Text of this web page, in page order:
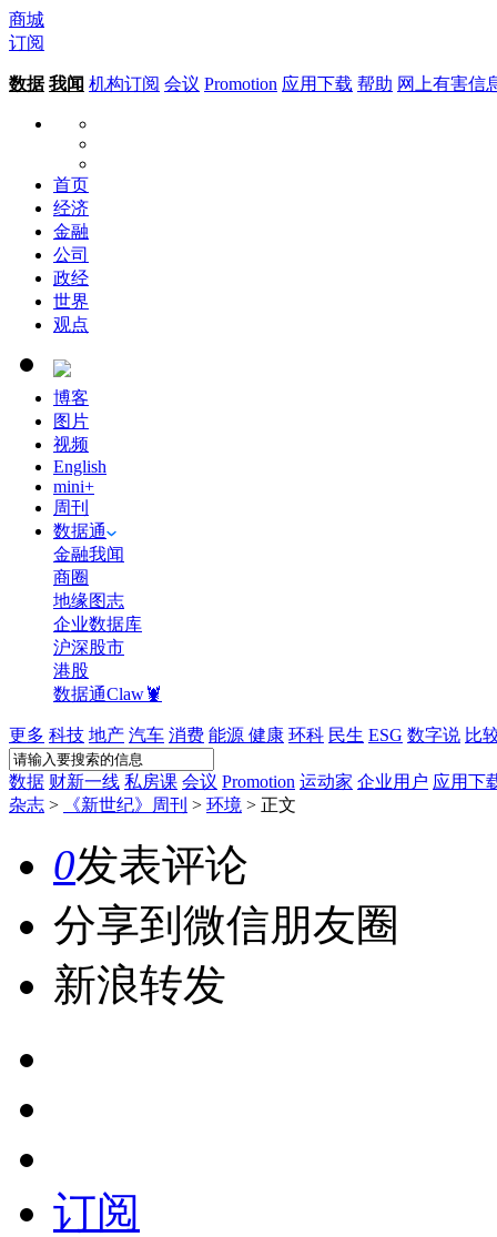
商城
订阅
数据 我闻 机构订阅 会议 Promotion 应用下载 帮助 网上有害信
首页
经济
金融
公司
政经
世界
观点
博客
图片
视频
English
mini+
周刊
数据通
金融我闻
商圈
地缘图志
企业数据库
沪深股市
港股
数据通Claw🦞
更多 科技 地产 汽车 消费 能源 健康 环科 民生 ESG 数字说 比
数据 财新一线 私房课 会议 Promotion 运动家 企业用户 应用下
杂志 > 《新世纪》周刊 > 环境 > 正文
0发表评论
分享到微信朋友圈
新浪转发
订阅